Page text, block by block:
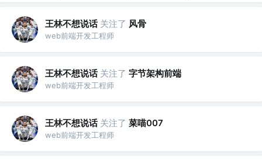
王林不想说话 关注了 风骨
web前端开发工程师
王林不想说话 关注了 字节架构前端
web前端开发工程师
王林不想说话 关注了 菜喵007
web前端开发工程师